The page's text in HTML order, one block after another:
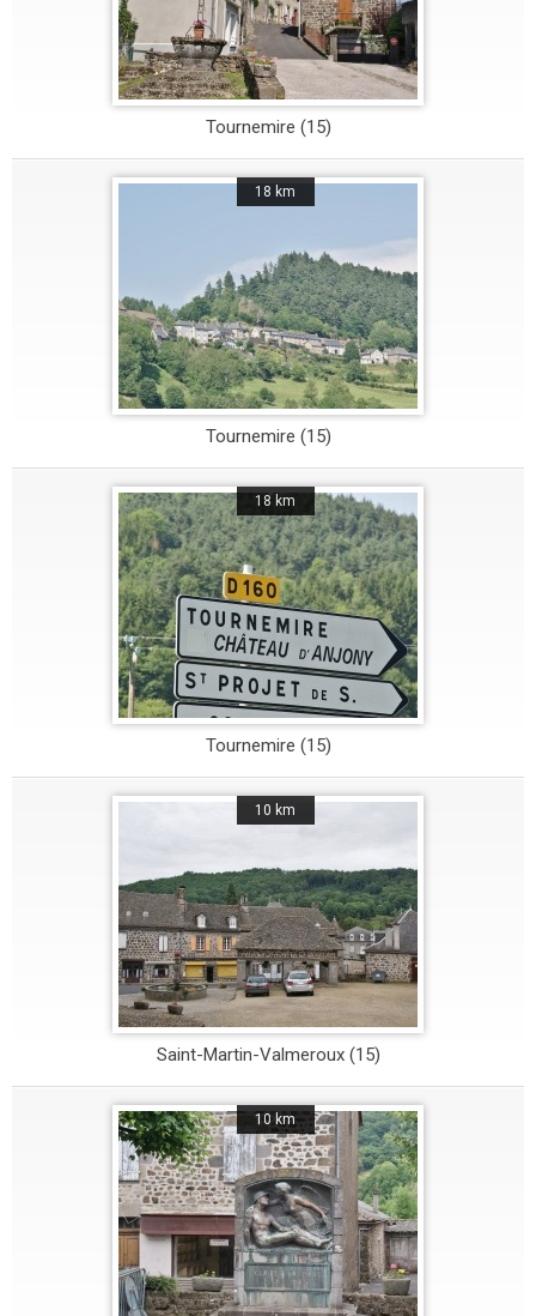
Tournemire (15)
18 km
Tournemire (15)
18 km
Tournemire (15)
10 km
Saint-Martin-Valmeroux (15)
10 km